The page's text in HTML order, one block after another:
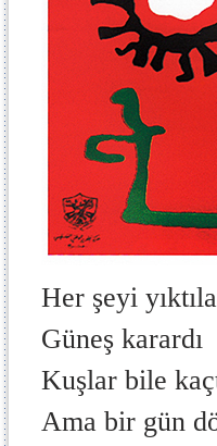
Her şeyi
Güneş karardı
Kuşlar bile
Ama bir gün